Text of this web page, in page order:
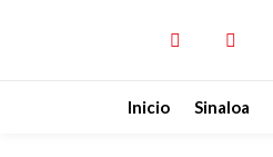
Inicio Sinaloa